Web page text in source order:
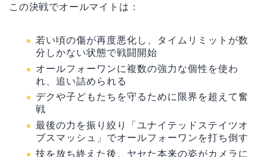
この決戦でオールマイトは：
若い頃の傷が再度悪化し、タイムリミットが数
分しかない状態で戦闘開始
オールフォーワンに複数の強力な個性を使わ
れ、追い詰められる
デクや子どもたちを守るために限界を超えて奮
戦
最後の力を振り絞り「ユナイテッドステイツオ
ブスマッシュ」でオールフォーワンを打ち倒す
技を放ち終えた後、ヤセた本来の姿がカメラに